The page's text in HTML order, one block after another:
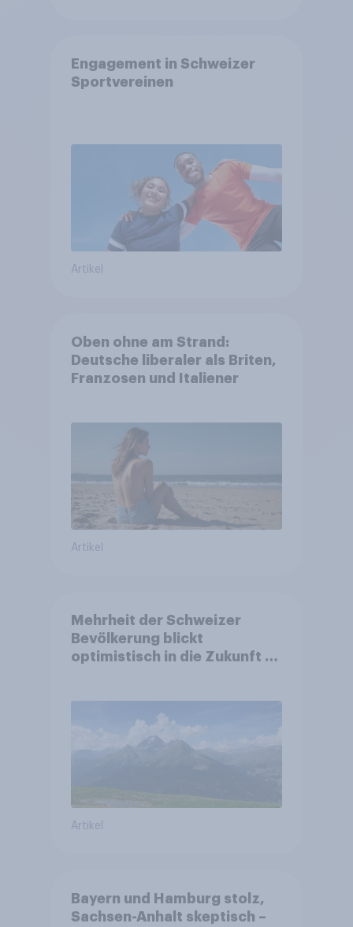
Engagement in Schweizer
Sportvereinen
Artikel
Oben ohne am Strand:
Deutsche liberaler als Briten,
Franzosen und Italiener
Artikel
Mehrheit der Schweizer
Bevölkerung blickt
optimistisch in die Zukunft –
Altersvorsorge
Artikel
Bayern und Hamburg stolz,
Sachsen-Anhalt skeptisch –